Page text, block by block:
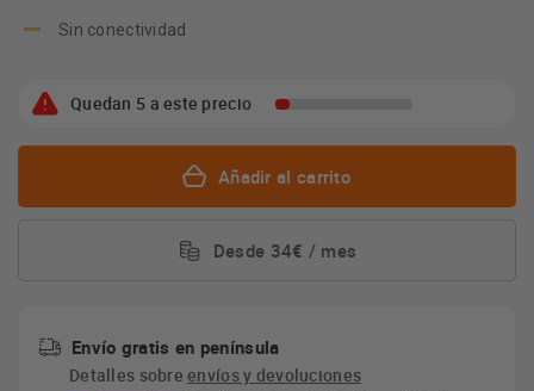
Sin conectividad
Quedan 5 a este precio
Añadir al carrito
Desde 34€ / mes
Envío gratis en península
Detalles sobreenvíos y devoluciones